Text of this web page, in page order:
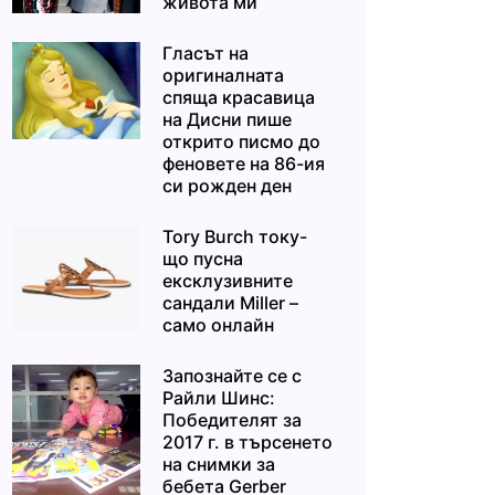
Гласът на
оригиналната
спяща красавица
на Дисни пише
открито писмо до
феновете на 86-ия
си рожден ден
Tory Burch току-
що пусна
ексклузивните
сандали Miller –
само онлайн
Запознайте се с
Райли Шинс:
Победителят за
2017 г. в търсенето
на снимки за
бебета Gerber